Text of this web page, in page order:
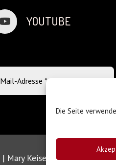
Die Seite
YOUTUBE
| Mary Keiser